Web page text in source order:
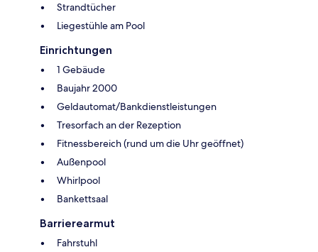
Strandtücher
Liegestühle am Pool
Einrichtungen
1 Gebäude
Baujahr 2000
Geldautomat/Bankdienstleistungen
Tresorfach an der Rezeption
Fitnessbereich (rund um die Uhr geöffnet)
Außenpool
Whirlpool
Bankettsaal
Barrierearmut
Fahrstuhl